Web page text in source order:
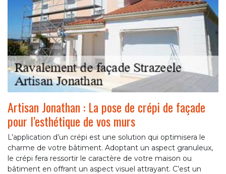
Artisan Jonathan : La pose de crépi de façade
pour l’esthétique de vos murs
L’application d’un crépi est une solution qui optimisera le
charme de votre bâtiment. Adoptant un aspect granuleux,
le crépi fera ressortir le caractère de votre maison ou
bâtiment en offrant un aspect visuel attrayant. C’est un